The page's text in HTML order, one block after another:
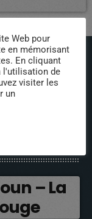
– La
Web pour
en mémorisant
En cliquant
l'utilisation de
visiter les
un